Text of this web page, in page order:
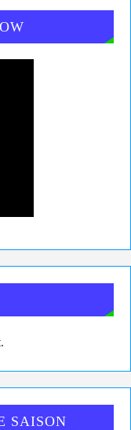
SAISON